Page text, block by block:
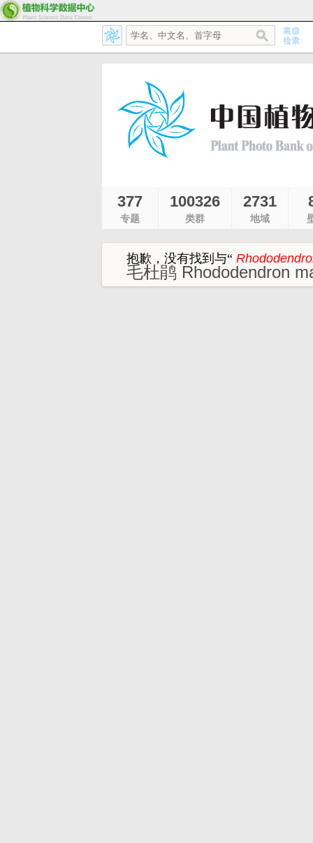
377
专题
100326
类群
2731
地域
抱歉，没有找到与“
毛杜鹃 Rhododendron